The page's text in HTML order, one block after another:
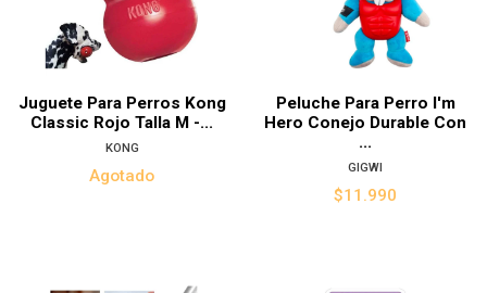
Juguete Para Perros Kong
Classic Rojo Talla M -...
KONG
Agotado
Peluche Para Perro I'm
Hero Conejo Durable Con
...
GIGWI
$11.990